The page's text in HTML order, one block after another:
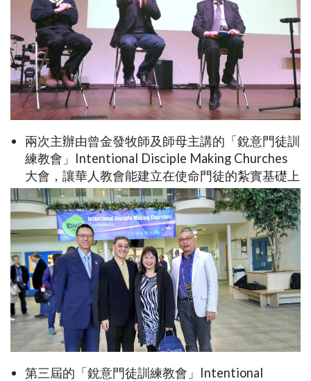
兩次主辦由曾金發牧師及師母主講的「銳意門徒訓
練教會」Intentional Disciple Making Churches
大會，讓華人教會能建立在使命門徒的紮實基礎上
第三屆的「銳意門徒訓練教會」Intentional